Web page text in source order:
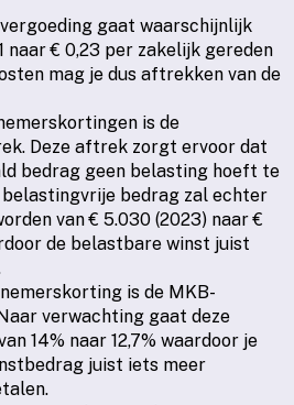
gaat waarschijnlijk
naar € 0,23 per zakelijk gereden
mag je dus aftrekken van de
is de
Deze aftrek zorgt ervoor dat
bedrag geen belasting hoeft te
bedrag zal echter
van € 5.030 (2023) naar €
de belastbare winst juist
is de MKB-
verwachting gaat deze
14% naar 12,7% waardoor je
juist iets meer